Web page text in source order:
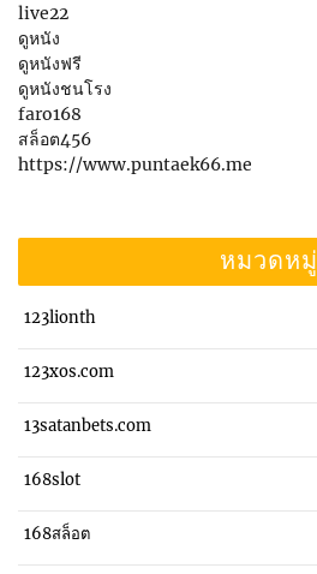
live22
ดูหนัง
ดูหนังฟรี
ดูหนังชนโรง
faro168
สล็อต456
https://www.puntaek66.me
หมวดหมู่
123lionth
123xos.com
13satanbets.com
168slot
168สล็อต